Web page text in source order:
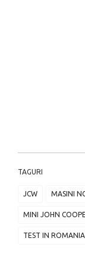
TAGURI
JCW MASINI
MINI JOHN
TEST IN ROMANIA